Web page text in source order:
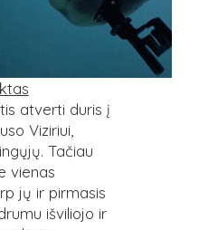
atverti duris į
Viziriui,
Tačiau
vienas
jų ir pirmasis
išviliojo ir